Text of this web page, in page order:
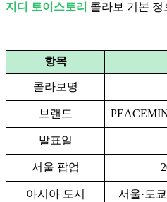
지디 토이스토리 콜라보 기본
항목
콜라보명
브랜드
발표일
서울 팝업
아시아 도시 서울·도